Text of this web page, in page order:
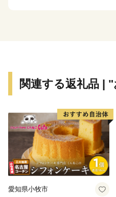
関連する返礼品 |
愛知県小牧市